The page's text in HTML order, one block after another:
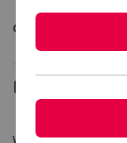
Computer Science
WAS HAT DIE